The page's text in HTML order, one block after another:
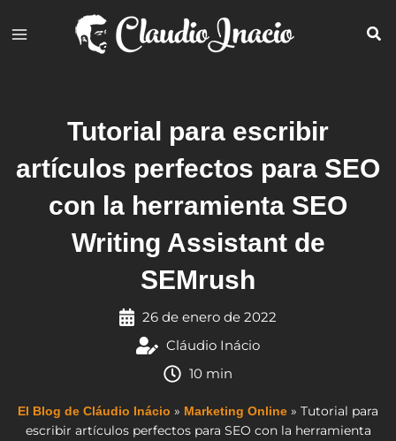
Tutorial para escribir
artículos perfectos para SEO
con la herramienta SEO
Writing Assistant de
SEMrush
26 de enero de 2022
Cláudio Inácio
10 min
El Blog de Cláudio Inácio » Marketing Online » Tutorial para
escribir artículos perfectos para SEO con la herramienta